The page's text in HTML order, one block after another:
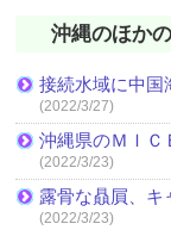
沖縄のほか
接続水域に中
(2022/3/27)
沖縄県のＭＩＣ
(2022/3/23)
露骨な贔屓、キ
(2022/3/23)